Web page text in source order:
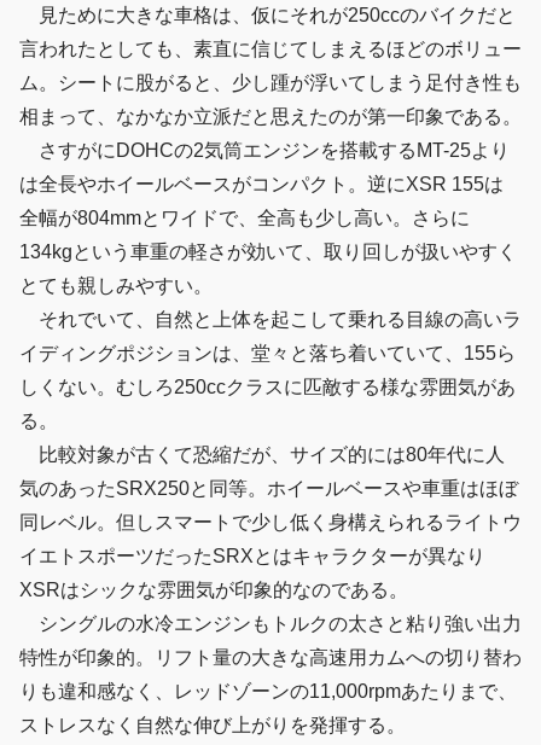
見ために大きな車格は、仮にそれが250ccのバイクだと
言われたとしても、素直に信じてしまえるほどのボリュー
ム。シートに股がると、少し踵が浮いてしまう足付き性も
相まって、なかなか立派だと思えたのが第一印象である。
さすがにDOHCの2気筒エンジンを搭載するMT-25より
は全長やホイールベースがコンパクト。逆にXSR 155は
全幅が804mmとワイドで、全高も少し高い。さらに
134kgという車重の軽さが効いて、取り回しが扱いやすく
とても親しみやすい。
それでいて、自然と上体を起こして乗れる目線の高いラ
イディングポジションは、堂々と落ち着いていて、155ら
しくない。むしろ250ccクラスに匹敵する様な雰囲気があ
る。
比較対象が古くて恐縮だが、サイズ的には80年代に人
気のあったSRX250と同等。ホイールベースや車重はほぼ
同レベル。但しスマートで少し低く身構えられるライトウ
イエトスポーツだったSRXとはキャラクターが異なり
XSRはシックな雰囲気が印象的なのである。
シングルの水冷エンジンもトルクの太さと粘り強い出力
特性が印象的。リフト量の大きな高速用カムへの切り替わ
りも違和感なく、レッドゾーンの11,000rpmあたりまで、
ストレスなく自然な伸び上がりを発揮する。